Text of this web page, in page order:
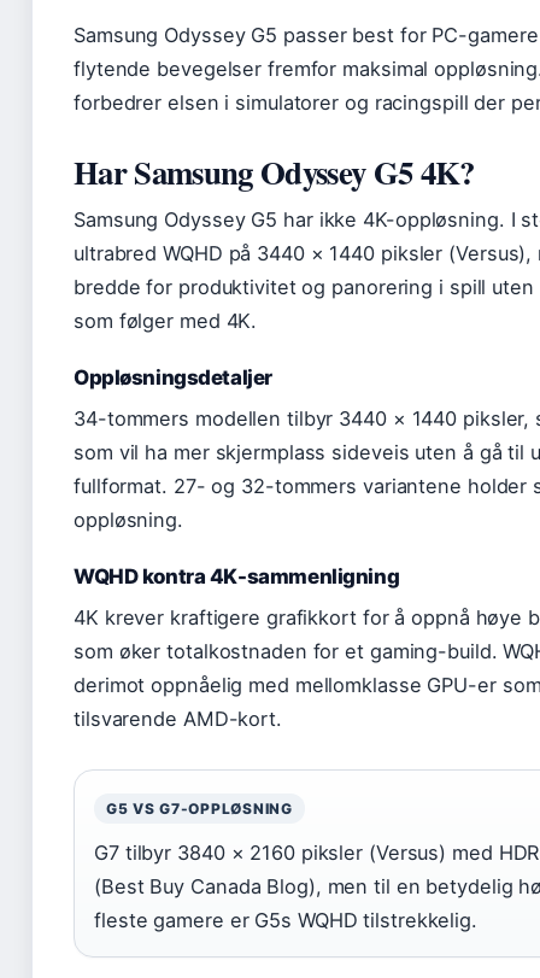
Samsung Odyssey G5 passer best for PC-
flytende bevegelser fremfor maksimal
forbedrer elsen i simulatorer og racingspill der
Har Samsung Odyssey G5 4K?
Samsung Odyssey G5 har ikke 4K-oppløsning. I
ultrabred WQHD på 3440 × 1440 piksler
bredde for produktivitet og panorering i spill
som følger med 4K.
Oppløsningsdetaljer
34-tommers modellen tilbyr 3440 × 1440 piksler,
som vil ha mer skjermplass sideveis uten å gå til
fullformat. 27- og 32-tommers variantene holder
oppløsning.
WQHD kontra 4K-sammenligning
4K krever kraftigere grafikkort for å oppnå høye
som øker totalkostnaden for et gaming-build.
derimot oppnåelig med mellomklasse GPU-er
tilsvarende AMD-kort.
G5 VS G7-OPPLØSNING
G7 tilbyr 3840 × 2160 piksler (Versus) med
(Best Buy Canada Blog), men til en betydelig
fleste gamere er G5s WQHD tilstrekkelig.